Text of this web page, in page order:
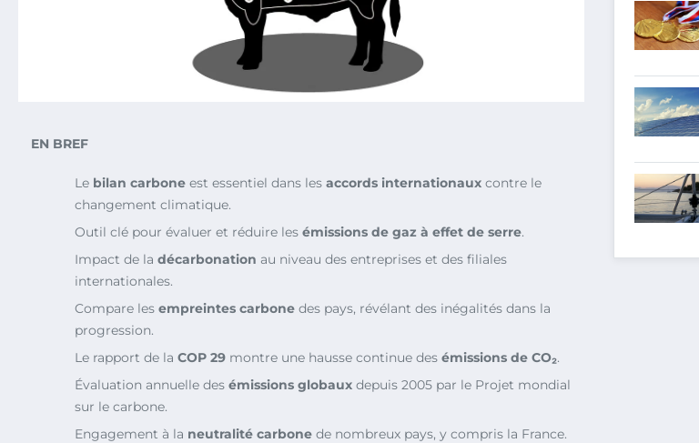
EN BREF
Le bilan carbone est essentiel dans les accords internationaux contre le
changement climatique.
Outil clé pour évaluer et réduire les émissions de gaz à effet de serre.
Impact de la décarbonation au niveau des entreprises et des filiales
internationales.
Compare les empreintes carbone des pays, révélant des inégalités dans la
progression.
Le rapport de la COP 29 montre une hausse continue des émissions de CO₂.
Évaluation annuelle des émissions globaux depuis 2005 par le Projet mondial
sur le carbone.
Engagement à la neutralité carbone de nombreux pays, y compris la France.